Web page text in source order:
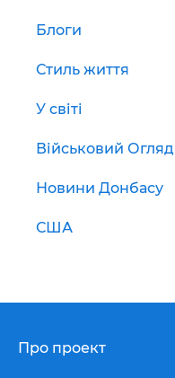
Блоги
Стиль життя
У світі
Військовий Огляд
Новини Донбасу
США
Про проект